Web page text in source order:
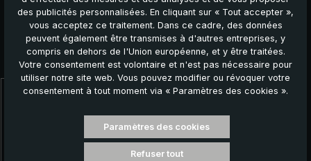
Autres produits que vous pourriez aimer :
des publicités personnalisées. En cliquant sur « Tout accepter »,
vous acceptez ce traitement. Dans ce cadre, des données
peuvent également être transmises à d'autres entreprises, y
compris en dehors de l'Union européenne, et y être traitées.
Votre consentement est volontaire et n'est pas nécessaire pour
utiliser notre site web. Vous pouvez modifier ou révoquer votre
consentement à tout moment via « Paramètres des cookies ».
Paramètres des cookies
Refuser tout